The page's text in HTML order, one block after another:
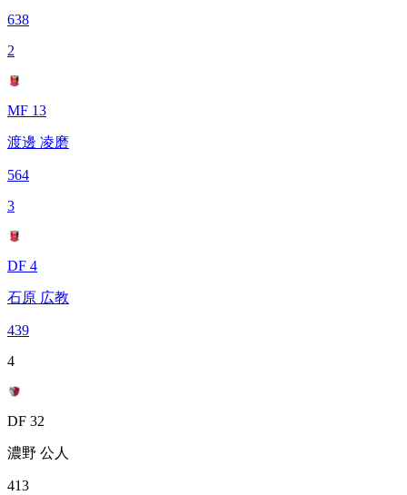
638
2
MF 13
渡邊 凌磨
564
3
DF 4
石原 広教
439
4
DF 32
濃野 公人
413